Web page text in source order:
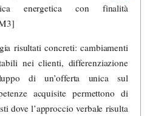
energetica con finalità
risultati concreti: cambiamenti
nei clienti, differenziazione
di un’offerta unica sul
acquisite permettono di
dove l’approccio verbale risulta